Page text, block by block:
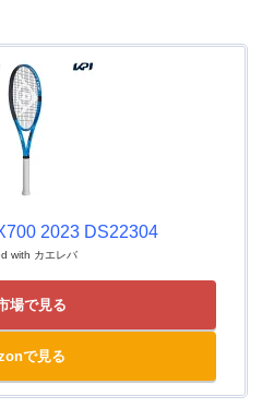
2023 DS22304
with カエレバ
場で見る
で見る